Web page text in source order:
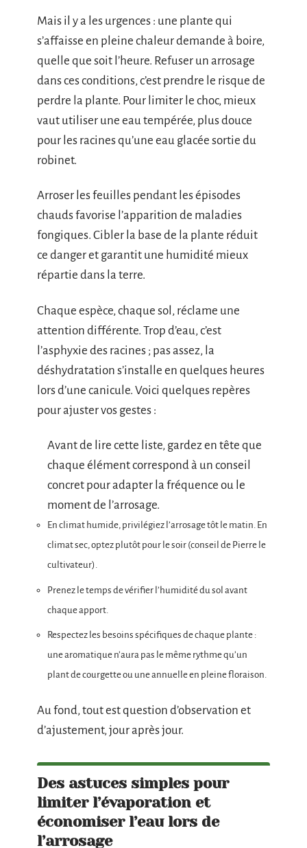
Mais il y a les urgences : une plante qui
s’affaisse en pleine chaleur demande à boire,
quelle que soit l’heure. Refuser un arrosage
dans ces conditions, c’est prendre le risque de
perdre la plante. Pour limiter le choc, mieux
vaut utiliser une eau tempérée, plus douce
pour les racines qu’une eau glacée sortie du
robinet.
Arroser les feuilles pendant les épisodes
chauds favorise l’apparition de maladies
fongiques. Cibler la base de la plante réduit
ce danger et garantit une humidité mieux
répartie dans la terre.
Chaque espèce, chaque sol, réclame une
attention différente. Trop d’eau, c’est
l’asphyxie des racines ; pas assez, la
déshydratation s’installe en quelques heures
lors d’une canicule. Voici quelques repères
pour ajuster vos gestes :
Avant de lire cette liste, gardez en tête que
chaque élément correspond à un conseil
concret pour adapter la fréquence ou le
moment de l’arrosage.
En climat humide, privilégiez l’arrosage tôt le matin. En
climat sec, optez plutôt pour le soir (conseil de Pierre le
cultivateur).
Prenez le temps de vérifier l’humidité du sol avant
chaque apport.
Respectez les besoins spécifiques de chaque plante :
une aromatique n’aura pas le même rythme qu’un
plant de courgette ou une annuelle en pleine floraison.
Au fond, tout est question d’observation et
d’ajustement, jour après jour.
Des astuces simples pour
limiter l’évaporation et
économiser l’eau lors de
l’arrosage